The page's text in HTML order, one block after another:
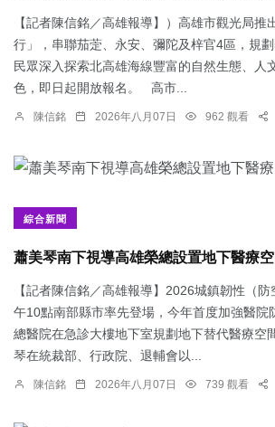
【記者陳信銘／高雄報導】）高雄市觀光局推
行」，串聯茄萣、永安、彌陀及梓官4區，規
民眾深入探索北高雄海線豐富的自然生態、人
色，即日起開放報名。 高市...
陳信銘 2026年八月07日 962 觀看
綜合新聞
蕭美琴南下視導高雄榮總設置地下醫療
【記者陳信銘／高雄報導】2026城鎮韌性（
午10點南部縣市率先登場，今年首度加強醫院
總醫院在急診大樓地下室規劃地下替代醫療空
琴在統裁部、行政院、退輔會以...
陳信銘 2026年八月07日 739 觀看